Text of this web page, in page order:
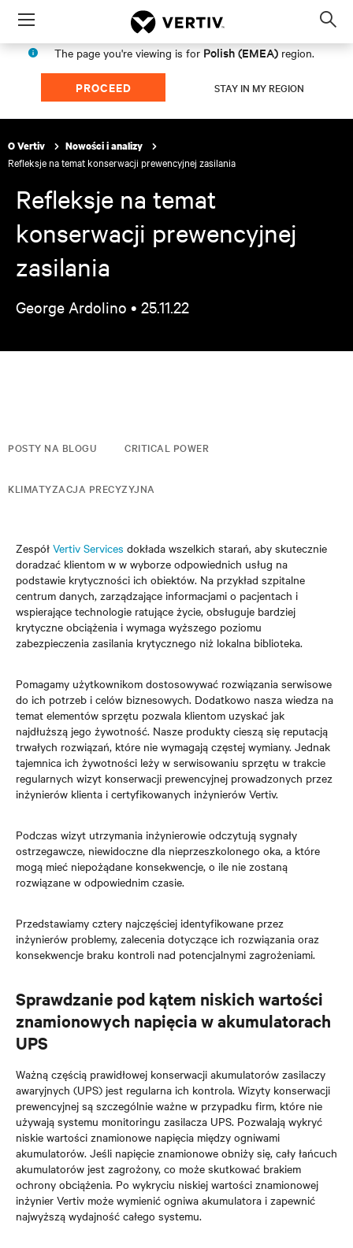
Menu
The page you're viewing is for Polish (EMEA) region.
PROCEED STAY IN MY REGION
O Vertiv Nowości i analizy
Refleksje na temat konserwacji prewencyjnej zasilania
Refleksje na temat
konserwacji prewencyjnej
zasilania
George Ardolino • 25.11.22
POSTY NA BLOGU CRITICAL POWER
KLIMATYZACJA PRECYZYJNA
Zespół Vertiv Services dokłada wszelkich starań, aby skutecznie
doradzać klientom w w wyborze odpowiednich usług na
podstawie krytyczności ich obiektów. Na przykład szpitalne
centrum danych, zarządzające informacjami o pacjentach i
wspierające technologie ratujące życie, obsługuje bardziej
krytyczne obciążenia i wymaga wyższego poziomu
zabezpieczenia zasilania krytycznego niż lokalna biblioteka.
Pomagamy użytkownikom dostosowywać rozwiązania serwisowe
do ich potrzeb i celów biznesowych. Dodatkowo nasza wiedza na
temat elementów sprzętu pozwala klientom uzyskać jak
najdłuższą jego żywotność. Nasze produkty cieszą się reputacją
trwałych rozwiązań, które nie wymagają częstej wymiany. Jednak
tajemnica ich żywotności leży w serwisowaniu sprzętu w trakcie
regularnych wizyt konserwacji prewencyjnej prowadzonych przez
inżynierów klienta i certyfikowanych inżynierów Vertiv.
Podczas wizyt utrzymania inżynierowie odczytują sygnały
ostrzegawcze, niewidoczne dla nieprzeszkolonego oka, a które
mogą mieć niepożądane konsekwencje, o ile nie zostaną
rozwiązane w odpowiednim czasie.
Przedstawiamy cztery najczęściej identyfikowane przez
inżynierów problemy, zalecenia dotyczące ich rozwiązania oraz
konsekwencje braku kontroli nad potencjalnymi zagrożeniami.
Sprawdzanie pod kątem niskich wartości
znamionowych napięcia w akumulatorach
UPS
Ważną częścią prawidłowej konserwacji akumulatorów zasilaczy
awaryjnych (UPS) jest regularna ich kontrola. Wizyty konserwacji
prewencyjnej są szczególnie ważne w przypadku firm, które nie
używają systemu monitoringu zasilacza UPS. Pozwalają wykryć
niskie wartości znamionowe napięcia między ogniwami
akumulatorów. Jeśli napięcie znamionowe obniży się, cały łańcuch
akumulatorów jest zagrożony, co może skutkować brakiem
ochrony obciążenia. Po wykryciu niskiej wartości znamionowej
inżynier Vertiv może wymienić ogniwa akumulatora i zapewnić
najwyższą wydajność całego systemu.